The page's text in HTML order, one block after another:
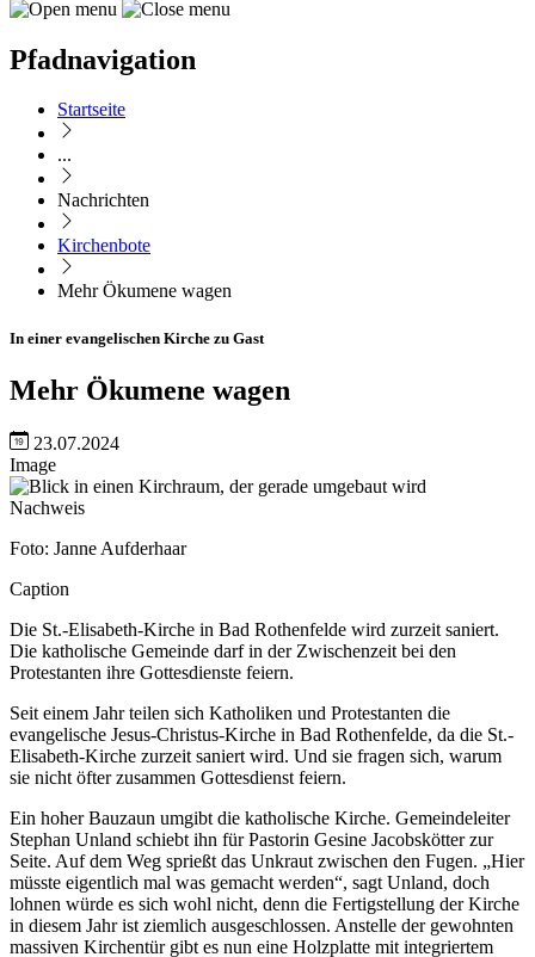
Pfadnavigation
Startseite
...
Nachrichten
Kirchenbote
Mehr Ökumene wagen
In einer evangelischen Kirche zu Gast
Mehr Ökumene wagen
23.07.2024
Image
Nachweis
Foto: Janne Aufderhaar
Caption
Die St.-Elisabeth-Kirche in Bad Rothenfelde wird zurzeit saniert.
Die katholische Gemeinde darf in der Zwischenzeit bei den
Protestanten ihre Gottesdienste feiern.
Seit einem Jahr teilen sich Katholiken und Protestanten die
evangelische Jesus-Christus-Kirche in Bad Rothenfelde, da die St.-
Elisabeth-Kirche zurzeit saniert wird. Und sie fragen sich, warum
sie nicht öfter zusammen Gottesdienst feiern.
Ein hoher Bauzaun umgibt die katholische Kirche. Gemeindeleiter
Stephan Unland schiebt ihn für Pastorin Gesine Jacobskötter zur
Seite. Auf dem Weg sprießt das Unkraut zwischen den Fugen. „Hier
müsste eigentlich mal was gemacht werden“, sagt Unland, doch
lohnen würde es sich wohl nicht, denn die Fertigstellung der Kirche
in diesem Jahr ist ziemlich ausgeschlossen. Anstelle der gewohnten
massiven Kirchentür gibt es nun eine Holzplatte mit integriertem